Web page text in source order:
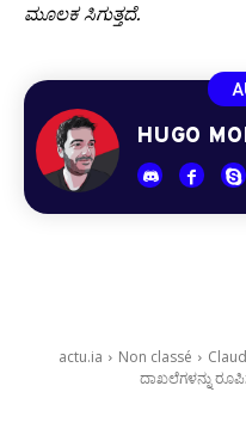
ಮೂಲಕ ಸಿಗುತ್ತದೆ.
HUGO
actu.ia Non classé
ದಾಖಲೆಗಳನ್ನು